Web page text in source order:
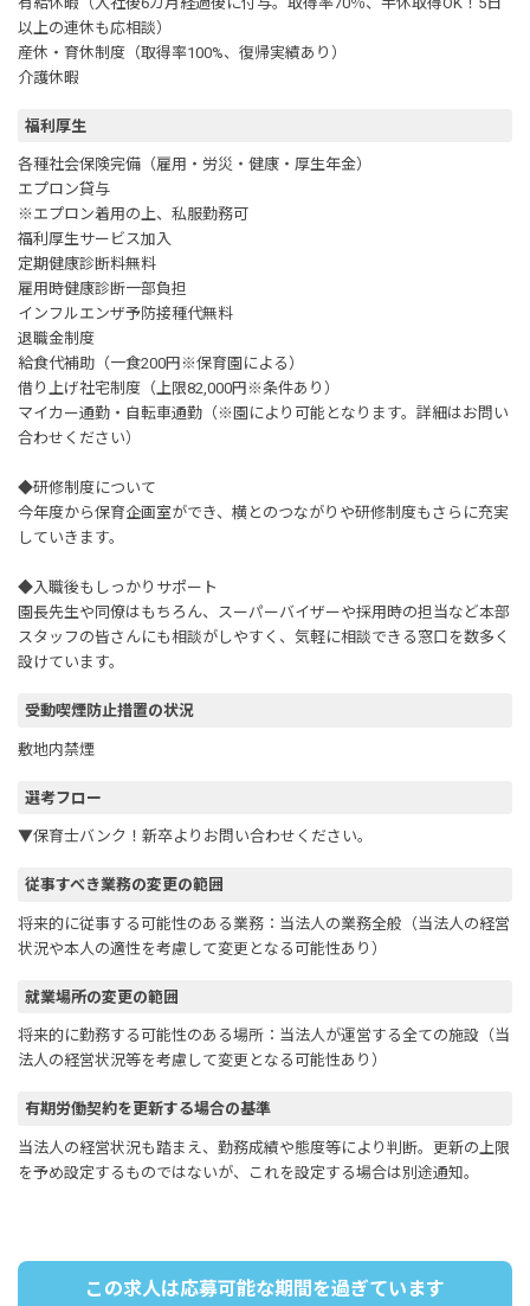
以上の連休も応相談）
産休・育休制度（取得率100%、復帰実績あり）
介護休暇
福利厚生
各種社会保険完備（雇用・労災・健康・厚生年金）
エプロン貸与
※エプロン着用の上、私服勤務可
福利厚生サービス加入
定期健康診断料無料
雇用時健康診断一部負担
インフルエンザ予防接種代無料
退職金制度
給食代補助（一食200円※保育園による）
借り上げ社宅制度（上限82,000円※条件あり）
マイカー通勤・自転車通勤（※園により可能となります。詳細はお問い
合わせください）
◆研修制度について
今年度から保育企画室ができ、横とのつながりや研修制度もさらに充実
していきます。
◆入職後もしっかりサポート
園長先生や同僚はもちろん、スーパーバイザーや採用時の担当など本部
スタッフの皆さんにも相談がしやすく、気軽に相談できる窓口を数多く
設けています。
受動喫煙防止措置の状況
敷地内禁煙
選考フロー
▼保育士バンク！新卒よりお問い合わせください。
従事すべき業務の変更の範囲
将来的に従事する可能性のある業務：当法人の業務全般（当法人の経営
状況や本人の適性を考慮して変更となる可能性あり）
就業場所の変更の範囲
将来的に勤務する可能性のある場所：当法人が運営する全ての施設（当
法人の経営状況等を考慮して変更となる可能性あり）
有期労働契約を更新する場合の基準
当法人の経営状況も踏まえ、勤務成績や態度等により判断。更新の上限
を予め設定するものではないが、これを設定する場合は別途通知。
この求人は応募可能な期間を過ぎています